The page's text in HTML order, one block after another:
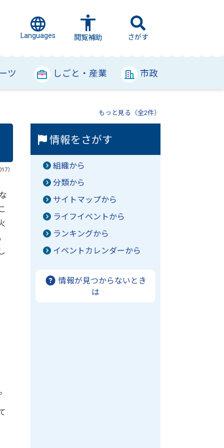
Languages 閲覧補助 さがす
ツ しごと・産業 市政
もっと見る（全2件）
）
情報をさがす
組織から
分類から
サイトマップから
ライフイベントから
ランキングから
イベントカレンダーから
情報が見つからないとき
は